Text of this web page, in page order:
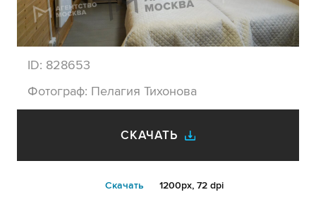
ID: 828653
Фотограф: Пелагия Тихонова
СКАЧАТЬ
Cкачать 1200px, 72 dpi